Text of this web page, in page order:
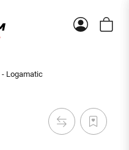
- Logamatic